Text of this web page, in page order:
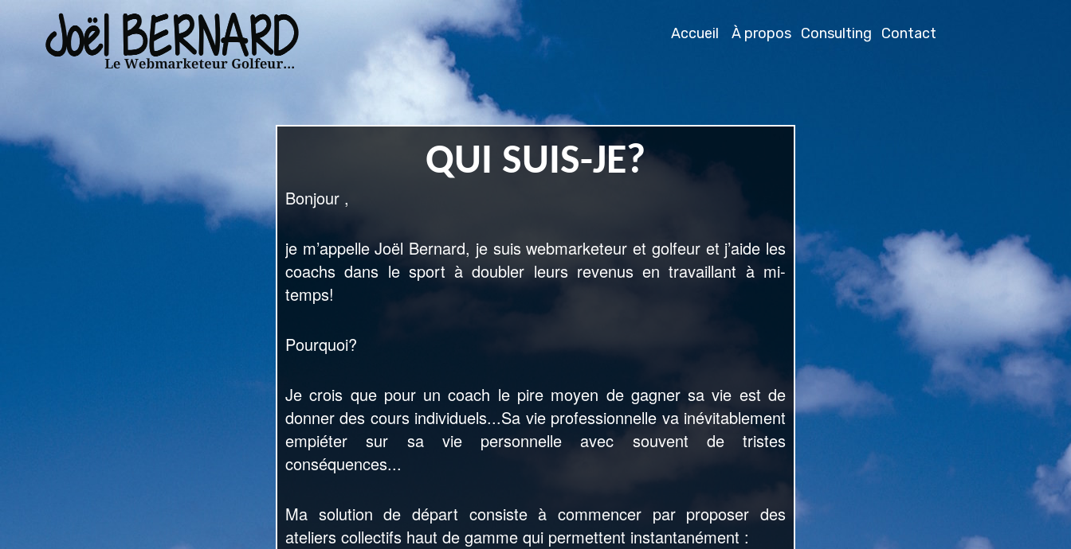
Accueil À propos Consulting Contact
QUI SUIS-JE?
Bonjour ,
je m’appelle Joël Bernard, je suis webmarketeur et golfeur et j’aide les
coachs dans le sport à doubler leurs revenusen travaillant à mi-
temps!
Pourquoi?
Je crois que pour un coach le pire moyen de gagner sa vie est de
donner des cours individuels...Sa vie professionnelle va inévitablement
empiéter sur sa vie personnelle avec souvent de tristes
conséquences...
Ma solution de départ consiste à commencer par proposer des
ateliers collectifs haut de gamme qui permettent instantanément :